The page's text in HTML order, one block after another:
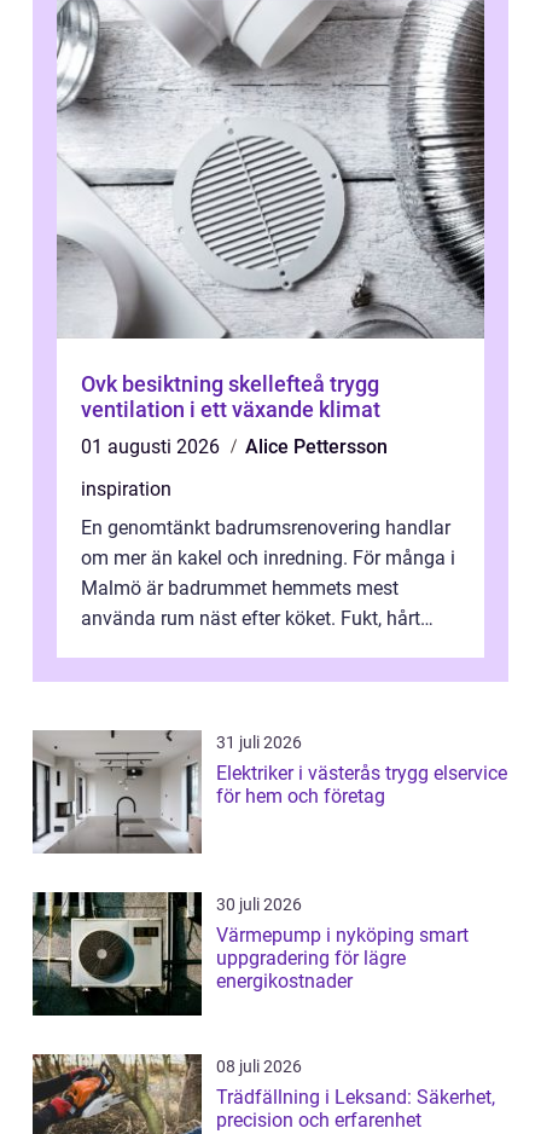
Ovk besiktning skellefteå trygg
ventilation i ett växande klimat
01 augusti 2026
Alice Pettersson
inspiration
En genomtänkt badrumsrenovering handlar
om mer än kakel och inredning. För många i
Malmö är badrummet hemmets mest
använda rum näst efter köket. Fukt, hårt
...
31 juli 2026
Elektriker i västerås trygg elservice
för hem och företag
30 juli 2026
Värmepump i nyköping smart
uppgradering för lägre
energikostnader
08 juli 2026
Trädfällning i Leksand: Säkerhet,
precision och erfarenhet